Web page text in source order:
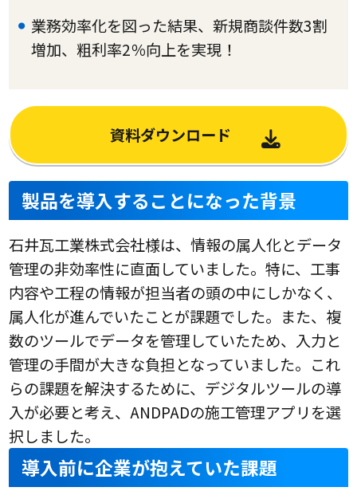
業務効率化を図った結果、新規商談件数3割
増加、粗利率2％向上を実現！
資料ダウンロード
製品を導入することになった背景
石井瓦工業株式会社様は、情報の属人化とデータ
管理の非効率性に直面していました。特に、工事
内容や工程の情報が担当者の頭の中にしかなく、
属人化が進んでいたことが課題でした。また、複
数のツールでデータを管理していたため、入力と
管理の手間が大きな負担となっていました。これ
らの課題を解決するために、デジタルツールの導
入が必要と考え、ANDPADの施工管理アプリを選
択しました。
導入前に企業が抱えていた課題